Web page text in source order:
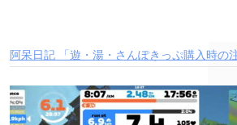
阿呆日記 「遊・湯・さんぽきっぷ購入時の